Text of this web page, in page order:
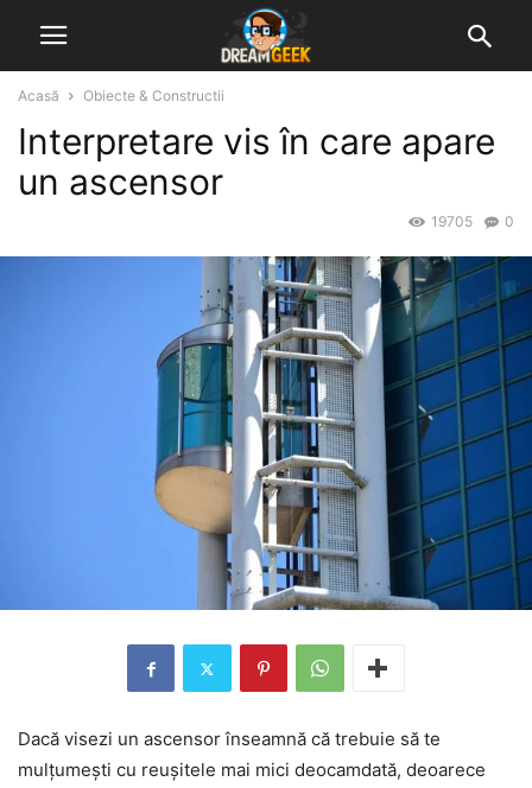
Acasă Obiecte & Constructii
Interpretare vis în care apare
un ascensor
0
19705
Dacă visezi un ascensor înseamnă că trebuie să te
mulțumești cu reușitele mai mici deocamdată, deoarece